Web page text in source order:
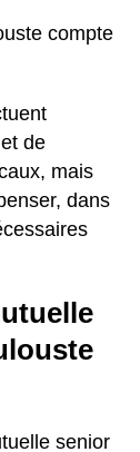
compte
de
mais
dans
senior